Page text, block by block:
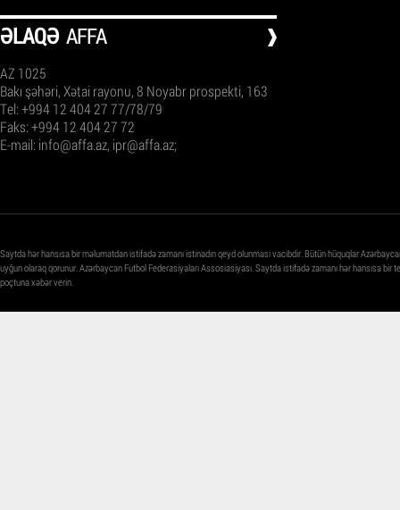
ƏLAQƏ AFFA
AZ 1025
Bakı şəhəri, Xətai rayonu, 8 Noyabr prospekti, 163
Tel: +994 12 404 27 77/78/79
Faks: +994 12 404 27 72
E-mail: info@affa.az, ipr@affa.az;
Saytda hər hansısa bir məlumatdan istifadə zamanı istinadın qeyd olunması vacibdir. Bütün hüquqlar
uyğun olaraq qorunur. Azərbaycan Futbol Federasiyaları Assosiasiyası. Saytda istifadə zamanı hər hansısa
poçtuna xəbər verin.